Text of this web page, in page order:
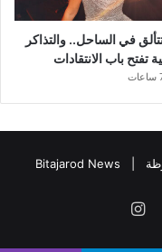
في الساحل.. والتذاكر
تفتح باب الانتقادات
Bitajarod News
انستقرام